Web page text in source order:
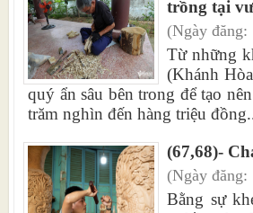
trồng tại
(Ngày
Từ những
(Khánh
quý ẩn sâu bên trong để tạo
trăm nghìn đến hàng triệu
(67,68)-
(Ngày
Bằng sự